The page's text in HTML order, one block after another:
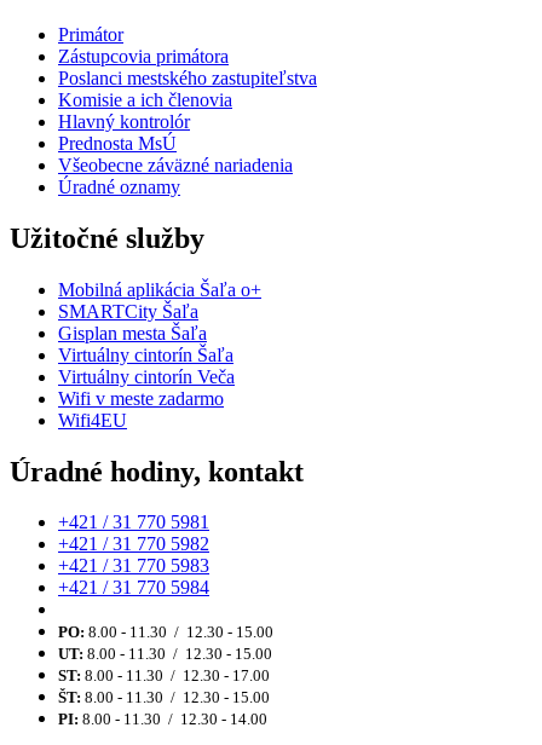
Primátor
Zástupcovia primátora
Poslanci mestského zastupiteľstva
Komisie a ich členovia
Hlavný kontrolór
Prednosta MsÚ
Všeobecne záväzné nariadenia
Úradné oznamy
Užitočné služby
Mobilná aplikácia Šaľa o+
SMARTCity Šaľa
Gisplan mesta Šaľa
Virtuálny cintorín Šaľa
Virtuálny cintorín Veča
Wifi v meste zadarmo
Wifi4EU
Úradné hodiny, kontakt
+421 / 31 770 5981
+421 / 31 770 5982
+421 / 31 770 5983
+421 / 31 770 5984
PO: 8.00 - 11.30 / 12.30 - 15.00
UT: 8.00 - 11.30 / 12.30 - 15.00
ST: 8.00 - 11.30 / 12.30 - 17.00
ŠT: 8.00 - 11.30 / 12.30 - 15.00
PI: 8.00 - 11.30 / 12.30 - 14.00